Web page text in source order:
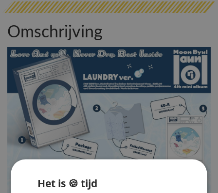
Omschrijving
Het is 🍪 tijd